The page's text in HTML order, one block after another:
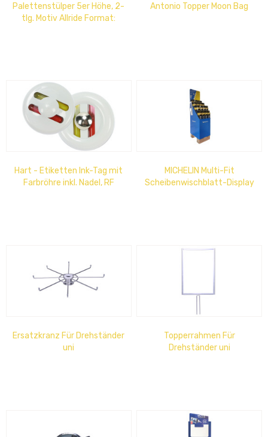
Palettenstülper 5er Höhe, 2-
tlg. Motiv Allride Format:
Antonio Topper Moon Bag
Hart - Etiketten Ink-Tag mit
Farbröhre inkl. Nadel, RF
MICHELIN Multi-Fit
Scheibenwischblatt-Display
Ersatzkranz Für Drehständer
uni
Topperrahmen Für
Drehständer uni